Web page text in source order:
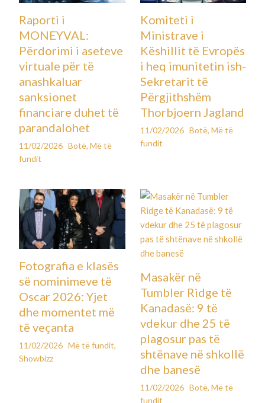
Raporti i
MONEYVAL:
Përdorimi i aseteve
virtuale për të
anashkaluar
sanksionet
financiare duhet të
parandalohet
11/02/2026 Botë,Më të
fundit
Komiteti i
Ministrave i
Këshillit të Evropës
i heq imunitetin ish-
Sekretarit të
Përgjithshëm
Thorbjoern Jagland
11/02/2026 Botë, Më të
fundit
Fotografia e klasës
së nominimeve të
Oscar 2026: Yjet
dhe momentet më
të veçanta
11/02/2026 Më të fundit,
Showbizz
Masakër në
Tumbler Ridge të
Kanadasë: 9 të
vdekur dhe 25 të
plagosur pas të
shtënave në shkollë
dhe banesë
11/02/2026 Botë, Më të
fundit